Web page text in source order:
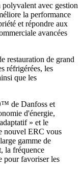
avec gestion
la performance
et répondre aux
avancées
restauration de grand
réfrigérées, les
que les
de Danfoss et
d'énergie,
» et le
nouvel ERC vous
gamme de
la fréquence
pour favoriser les